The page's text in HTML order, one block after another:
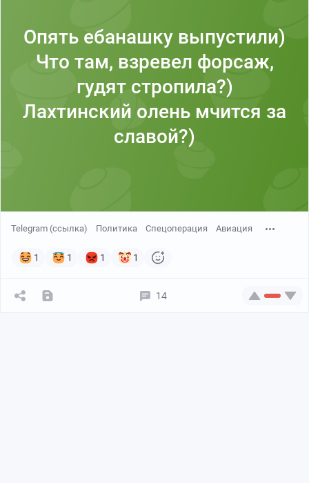
Опять ебанашку выпустили)
Что там, взревел форсаж,
гудят стропила?)
Лахтинский олень мчится за
славой?)
Telegram (ссылка) Политика Спецоперация Авиация
1 1 1 1
14